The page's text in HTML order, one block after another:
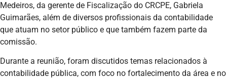
Medeiros, da gerente de Fiscalização do CRCPE, Gabriela
Guimarães, além de diversos profissionais da contabilidade
que atuam no setor público e que também fazem parte da
comissão.
Durante a reunião, foram discutidos temas relacionados à
contabilidade pública, com foco no fortalecimento da área e no